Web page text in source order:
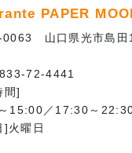
PAPER
0063 山口県光市島田
72-4441
間
15:00／17:30～
火曜日